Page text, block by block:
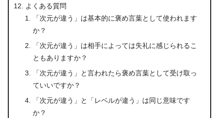
よくある質問
「次元が違う」は基本的に褒め言葉として使われます
か？
「次元が違う」は相手によっては失礼に感じられるこ
ともありますか？
「次元が違う」と言われたら褒め言葉として受け取っ
ていいですか？
「次元が違う」と「レベルが違う」は同じ意味です
か？